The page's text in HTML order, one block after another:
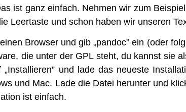
ist ganz ein­fach. Neh­men wir zum
Leer­tas­te und schon haben wir unse­ren
Brow­ser und gib „pan­doc” ein (oder
die unter der GPL steht, du kannst sie
„Instal­lie­ren” und lade das neu­es­te
und Mac. Lade die Datei her­un­ter und
ist einfach.